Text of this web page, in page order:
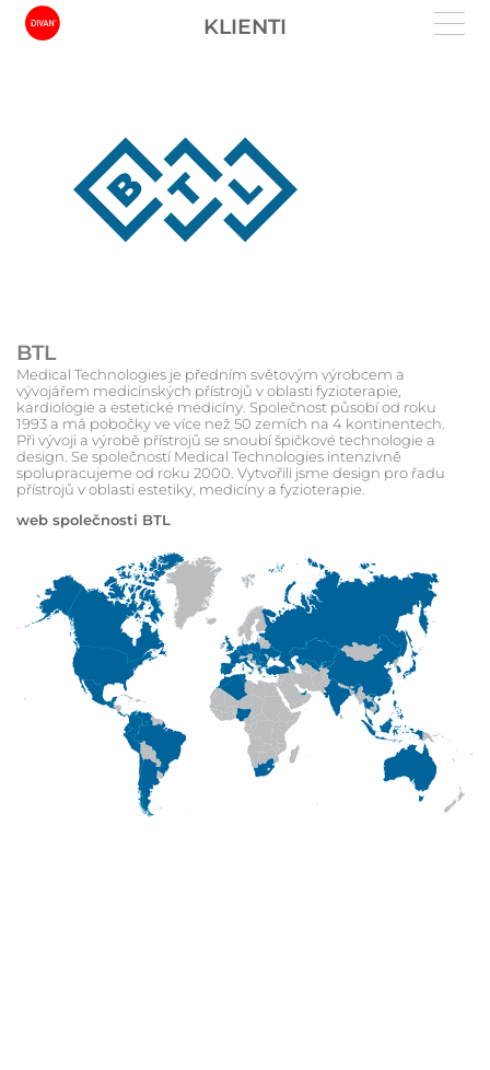
KLIENTI
BTL
Medical Technologies je předním světovým výrobcem a
vývojářem medicínských přístrojů v oblasti fyzioterapie,
kardiologie a estetické medicíny. Společnost působí od roku
1993 a má pobočky ve více než 50 zemích na 4 kontinentech.
Při vývoji a výrobě přístrojů se snoubí špičkové technologie a
design. Se společností Medical Technologies intenzivně
spolupracujeme od roku 2000. Vytvořili jsme design pro řadu
přístrojů v oblasti estetiky, medicíny a fyzioterapie.
web společnosti BTL